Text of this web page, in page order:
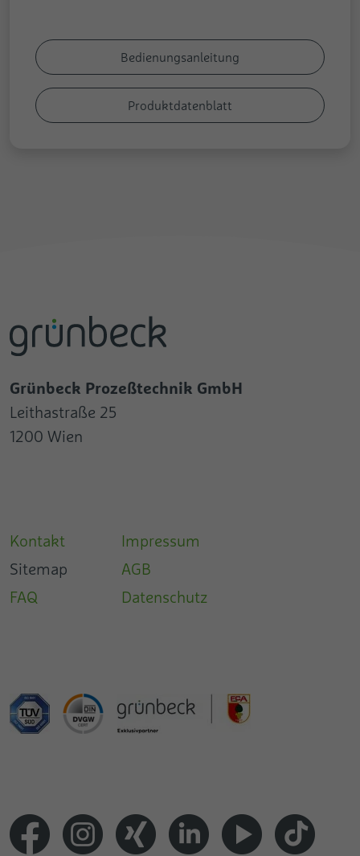
Bedienungsanleitung
Produktdatenblatt
Grünbeck Prozeßtechnik GmbH
Leithastraße 25
1200 Wien
Kontakt
Sitemap
FAQ
Impressum
AGB
Datenschutz